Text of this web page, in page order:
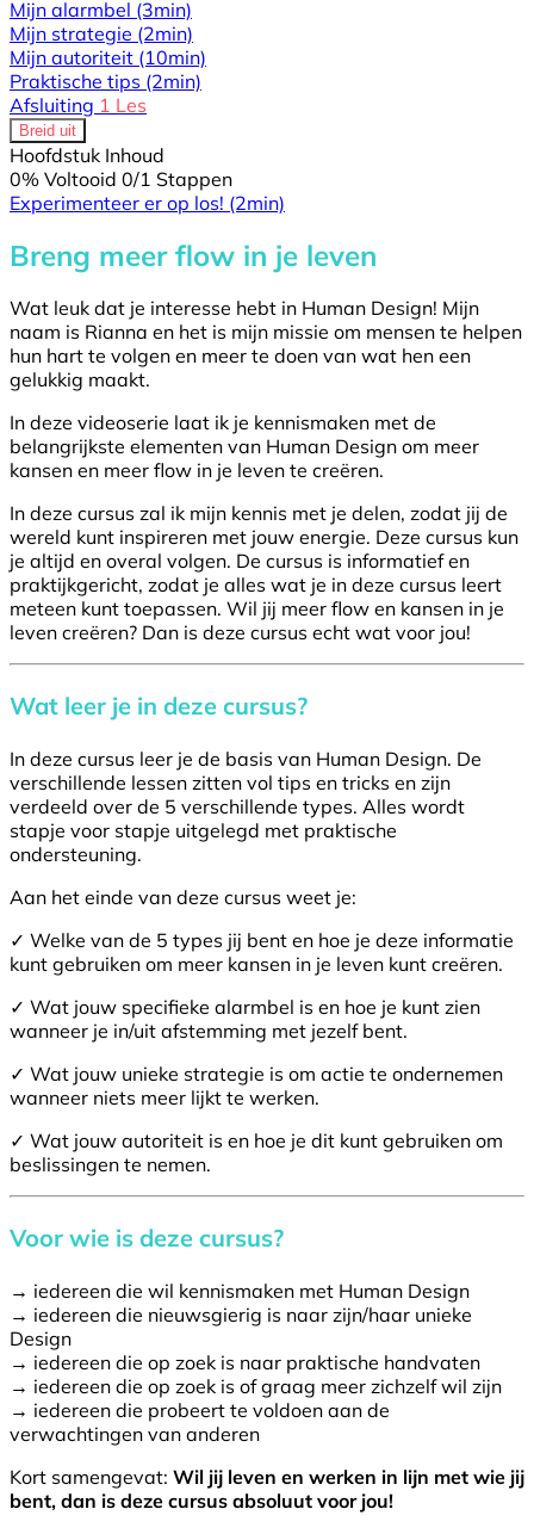
Mijn alarmbel (3min)
Mijn strategie (2min)
Mijn autoriteit (10min)
Praktische tips (2min)
Afsluiting 1 Les
Breid uit
Hoofdstuk Inhoud
0% Voltooid 0/1 Stappen
Experimenteer er op los! (2min)
Breng meer flow in je leven
Wat leuk dat je interesse hebt in Human Design! Mijn
naam is Rianna en het is mijn missie om mensen te helpen
hun hart te volgen en meer te doen van wat hen een
gelukkig maakt.
In deze videoserie laat ik je kennismaken met de
belangrijkste elementen van Human Design om meer
kansen en meer flow in je leven te creëren.
In deze cursus zal ik mijn kennis met je delen, zodat jij de
wereld kunt inspireren met jouw energie. Deze cursus kun
je altijd en overal volgen. De cursus is informatief en
praktijkgericht, zodat je alles wat je in deze cursus leert
meteen kunt toepassen. Wil jij meer flow en kansen in je
leven creëren? Dan is deze cursus echt wat voor jou!
Wat leer je in deze cursus?
In deze cursus leer je de basis van Human Design. De
verschillende lessen zitten vol tips en tricks en zijn
verdeeld over de 5 verschillende types. Alles wordt
stapje voor stapje uitgelegd met praktische
ondersteuning.
Aan het einde van deze cursus weet je:
✓ Welke van de 5 types jij bent en hoe je deze informatie
kunt gebruiken om meer kansen in je leven kunt creëren.
✓ Wat jouw specifieke alarmbel is en hoe je kunt zien
wanneer je in/uit afstemming met jezelf bent.
✓ Wat jouw unieke strategie is om actie te ondernemen
wanneer niets meer lijkt te werken.
✓ Wat jouw autoriteit is en hoe je dit kunt gebruiken om
beslissingen te nemen.
Voor wie is deze cursus?
→ iedereen die wil kennismaken met Human Design
→ iedereen die nieuwsgierig is naar zijn/haar unieke
Design
→ iedereen die op zoek is naar praktische handvaten
→ iedereen die op zoek is of graag meer zichzelf wil zijn
→ iedereen die probeert te voldoen aan de
verwachtingen van anderen
Kort samengevat: Wil jij leven en werken in lijn met wie jij
bent, dan is deze cursus absoluut voor jou!